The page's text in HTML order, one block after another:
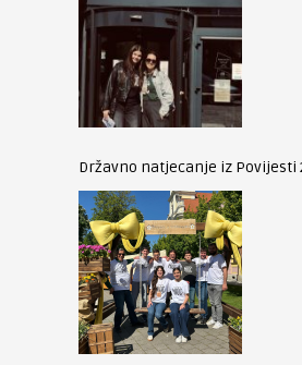
Državno natjecanje iz Povijesti